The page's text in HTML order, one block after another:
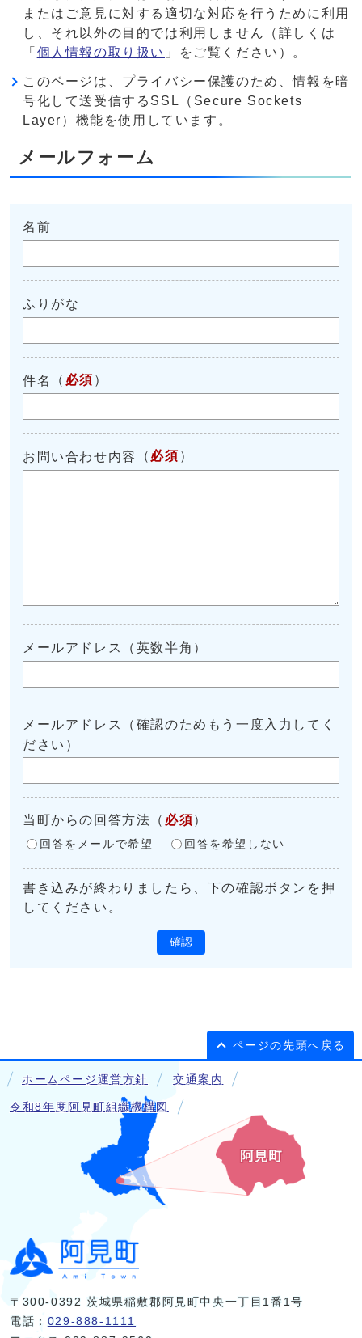
またはご意見に対する適切な対応を行うために利用
し、それ以外の目的では利用しません（詳しくは
「 個人情報の取り扱い 」をご覧ください）。
このページは、プライバシー保護のため、情報を暗
号化して送受信するSSL（Secure Sockets
Layer）機能を使用しています。
メールフォーム
名前
ふりがな
件名 （ 必須 ）
お問い合わせ内容 （ 必須 ）
メールアドレス（英数半角）
メールアドレス（確認のためもう一度入力してく
ださい）
当町からの回答方法 （ 必須 ）
回答をメールで希望 回答を希望しない
書き込みが終わりましたら、下の確認ボタンを押
してください。
確認
ページの先頭へ戻る
ホームページ運営方針 交通案内
令和8年度阿見町組織機構図
〒300-0392 茨城県稲敷郡阿見町中央一丁目1番1号
電話： 029-888-1111